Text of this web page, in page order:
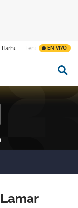
Ifarhu Fenómeno de El
EN VIVO